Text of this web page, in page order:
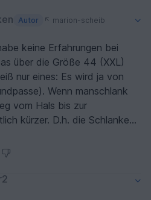
Autor
marion-scheib
keine Erfahrungen bei
über die Größe 44 (XXL)
nur eines: Es wird ja von
Wenn manschlank
vom Hals bis zur
kürzer. D.h. die Schlanken
weniger Anzahl Reihen die
Ab Größe XL kann man sich
zur Schulterkante. Auf